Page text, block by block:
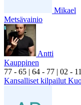
Mikael
Metsävainio
Antti
Kauppinen
77 - 65 | 64 - 77 | 02 - 1
Kansalliset kilpailut